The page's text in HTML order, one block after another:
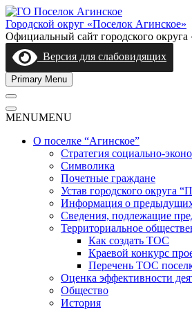
Skip
to
content
Городской округ «Поселок Агинское»
Официальный сайт городского
Версия для слабовидящих
Primary Menu
MENUMENU
О поселке “Агинское”
Стратегия социально-
Символика
Почетные граждане
Устав городского округа
Информация о предыдущих
Сведения, подлежащие
Территориальное
Как создать ТОС
Краевой конкурс
Перечень ТОС
Оценка эффективности
Общество
История